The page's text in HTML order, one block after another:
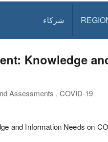
شركاء
Knowledge
Assessments , COVID-19
and Information Needs on